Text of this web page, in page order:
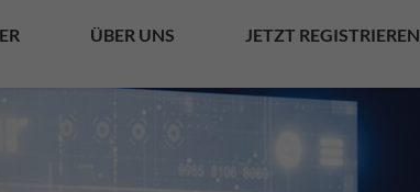
ÜBER UNS JETZT REGISTRIEREN